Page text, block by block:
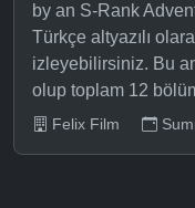
by an S-Rank
Türkçe altyazılı
izleyebilirsiniz. Bu
olup toplam 12
Felix Film